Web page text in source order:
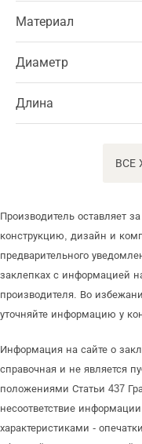
Материал
Диаметр
Длина
ВСЕ
Производитель оставляет
конструкцию, дизайн и
предварительного
заклепках с информацией
производителя. Во
уточняйте информацию у
Информация на сайте о
справочная и не является
положениями Статьи 437
несоответствие
характеристиками -